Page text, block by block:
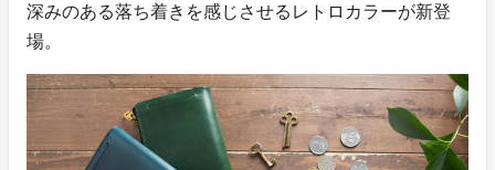
深みのある落ち着きを感じさせるレトロカラーが新登
場。